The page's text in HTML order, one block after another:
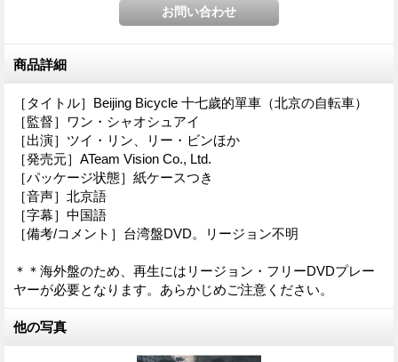
商品詳細
［タイトル］Beijing Bicycle 十七歲的單車（北京の自転車）
［監督］ワン・シャオシュアイ
［出演］ツイ・リン、リー・ビンほか
［発売元］ATeam Vision Co., Ltd.
［パッケージ状態］紙ケースつき
［音声］北京語
［字幕］中国語
［備考/コメント］台湾盤DVD。リージョン不明
＊＊海外盤のため、再生にはリージョン・フリーDVDプレー
ヤーが必要となります。あらかじめご注意ください。
他の写真